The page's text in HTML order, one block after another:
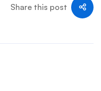
下文將幫助您決定最佳
Share this post